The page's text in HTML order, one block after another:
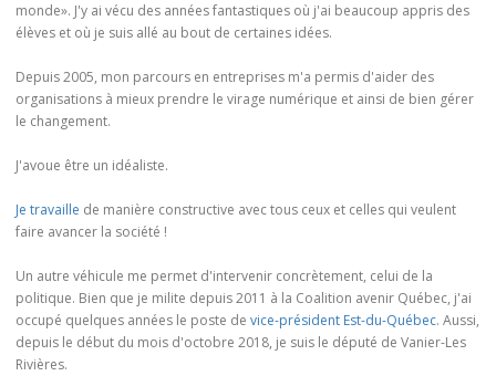
monde». J'y ai vécu des années fantastiques où j'ai beaucoup appris des
élèves et où je suis allé au bout de certaines idées.
Depuis 2005, mon parcours en entreprises m'a permis d'aider des
organisations à mieux prendre le virage numérique et ainsi de bien gérer
le changement.
J'avoue être un idéaliste.
Je travaille de manière constructive avec tous ceux et celles qui veulent
faire avancer la société !
Un autre véhicule me permet d'intervenir concrètement, celui de la
politique. Bien que je milite depuis 2011 à la Coalition avenir Québec, j'ai
occupé quelques années le poste de vice-président Est-du-Québec. Aussi,
depuis le début du mois d'octobre 2018, je suis le député de Vanier-Les
Rivières.